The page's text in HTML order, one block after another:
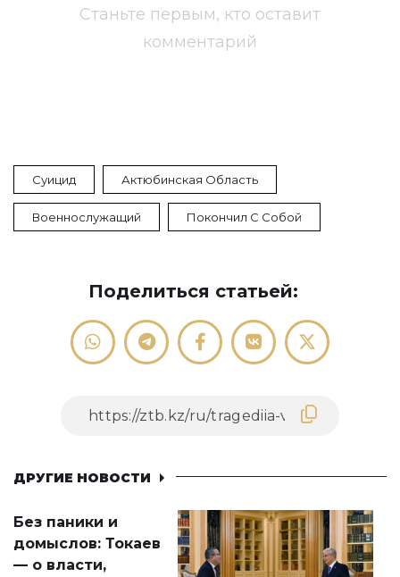
Станьте первым, кто оставит
комментарий
Суицид Актюбинская Область
Военнослужащий Покончил С Собой
Поделиться статьей:
ДРУГИЕ НОВОСТИ
Без паники и
домыслов: Токаев
— о власти,